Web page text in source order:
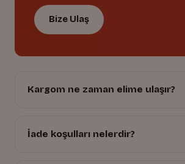
Bize Ulaş
Kargom ne zaman elime ulaşır?
İade koşulları nelerdir?